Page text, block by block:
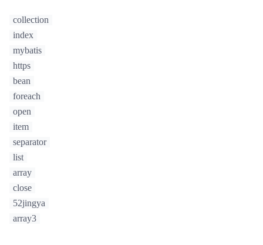
collection
index
mybatis
https
bean
foreach
open
item
separator
list
array
close
52jingya
array3